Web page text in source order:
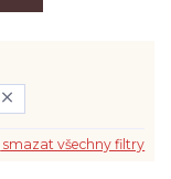
smazat všechny filtry